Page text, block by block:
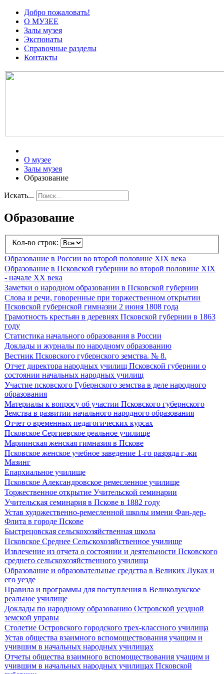
Добро пожаловать!
О МУЗЕЕ
Залы музея
Экспонаты
Справочные разделы
Контакты
О музее
Залы музея
Образование
Искать...
Образование
Кол-во строк:
Образование в России во второй половине XIX века
Образование в Псковской губернии во второй половине XIX
- начале ХХ века
Заметки о народном образовании в Псковской губернии
Слова и речи, говоренные при торжественном открытии
Псковской губернской гимназии 2 июня 1808 года
Грамотность крестьян в деревнях Псковской губернии в 1863
году
Статистика начального образования в России
Доклады и журналы по народному образованию
Вестник Псковского губернского земства. № 8.
Отчет директора народных училищ Псковской губернии о
состоянии начальных народных училищ
Участие псковского Губернского земства в деле народного
образования
Материалы к вопросу об участии Псковского губернского
Земства в развитии начального народного образования
Отчет о временных педагогических курсах
Псковское Сергиевское реальное училище
Мариинская женская гимназия в Пскове
Псковское женское учебное заведение 1-го разряда г-жи
Мазинг
Епархиальное училище
Псковское Александровское ремесленное училище
Торжественное открытие Учительской семинарии
Учительская семинария в Пскове в 1882 году
Устав художественно-ремесленной школы имени Фан-дер-
Флита в городе Пскове
Быстрецовская сельскохозяйственная школа
Псковское Среднее Сельскохозяйственное училище
Извлечение из отчета о состоянии и деятельности Псковского
среднего сельскохозяйственного училища
Образование и образовательные средства в Великих Луках и
его уезде
Правила и программы для поступления в Великолукское
реальное училище
Доклады по народному образованию Островской уездной
земской управы
Столетие Островского городского трех-классного училища
Устав общества взаимного вспомоществования учащим и
учившим в начальных народных училищах
Отчеты общества взаимного вспомоществования учащим и
учившим в начальных народных училищах Псковской